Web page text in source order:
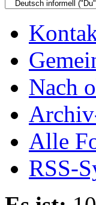
Nach
Alle
RSS-